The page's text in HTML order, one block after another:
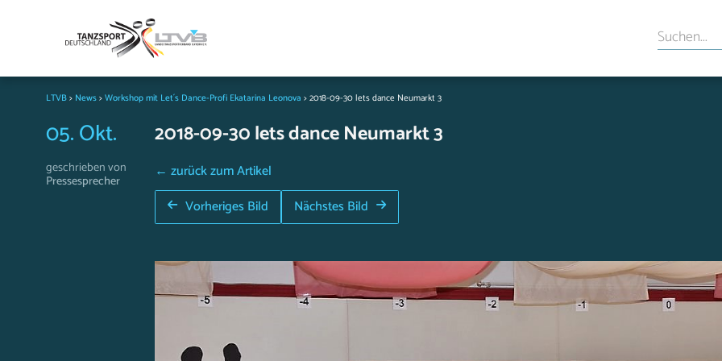
LTVB> News>Workshop mit Let´s Dance-Profi Ekatarina Leonova >2018-09-30 lets dance Neumarkt 3
05. Okt.
geschrieben von
Pressesprecher
2018-09-30 lets dance Neumarkt 3
← zurück zum Artikel
Vorheriges Bild
Nächstes Bild